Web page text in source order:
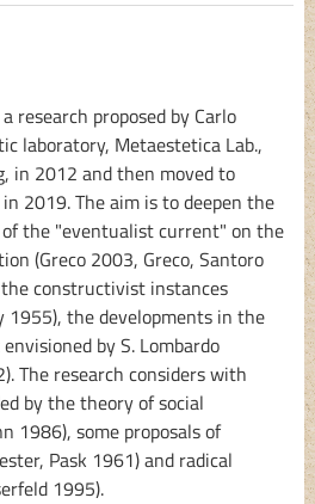
research proposed by Carlo
laboratory, Metaestetica Lab.,
in 2012 and then moved to
2019. The aim is to deepen the
the "eventualist current" on the
(Greco 2003, Greco, Santoro
constructivist instances
1955), the developments in the
by S. Lombardo
The research considers with
by the theory of social
1986), some proposals of
Pask 1961) and radical
1995).